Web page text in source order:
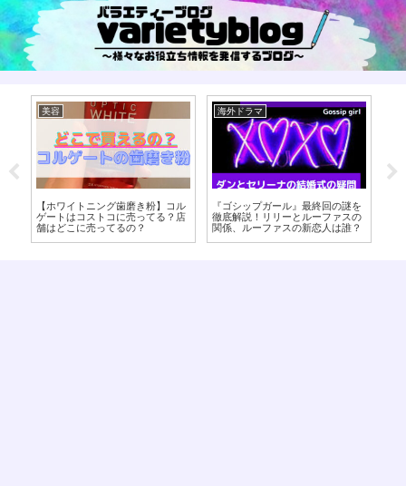
美容
【ホワイトニング歯磨き粉】コル
ゲートはコストコに売ってる？店
舗はどこに売ってるの？
海外ドラマ
『ゴシップガール』最終回の謎を
徹底解説！リリーとルーファスの
関係、ルーファスの新恋人は誰？